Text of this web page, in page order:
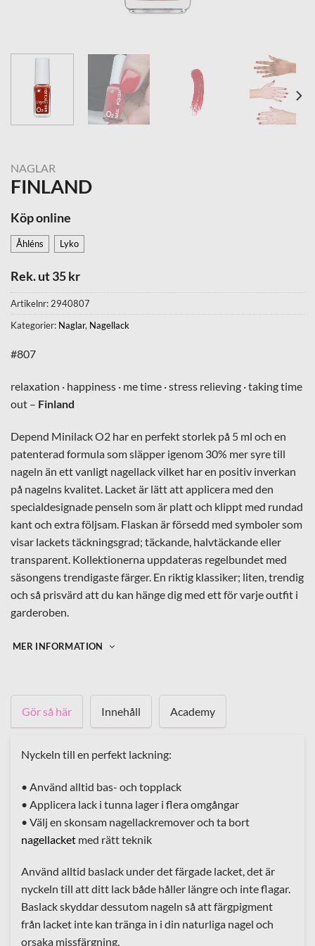
NAGLAR
FINLAND
Köp online
Åhléns Lyko
Rek. ut 35 kr
Artikelnr: 2940807
Kategorier: Naglar, Nagellack
#807
relaxation · happiness · me time · stress relieving · taking time
out – Finland
Depend Minilack O2 har en perfekt storlek på 5 ml och en
patenterad formula som släpper igenom 30% mer syre till
nageln än ett vanligt nagellack vilket har en positiv inverkan
på nagelns kvalitet. Lacket är lätt att applicera med den
specialdesignade penseln som är platt och klippt med rundad
kant och extra följsam. Flaskan är försedd med symboler som
visar lackets täckningsgrad; täckande, halvtäckande eller
transparent. Kollektionerna uppdateras regelbundet med
säsongens trendigaste färger. En riktig klassiker; liten, trendig
och så prisvärd att du kan hänge dig med ett för varje outfit i
garderoben.
MER INFORMATION
Gör så här Innehåll Academy
Nyckeln till en perfekt lackning:
• Använd alltid bas- och topplack
• Applicera lack i tunna lager i flera omgångar
• Välj en skonsam nagellackremover och ta bort
nagellacket med rätt teknik
Använd alltid baslack under det färgade lacket, det är
nyckeln till att ditt lack både håller längre och inte flagar.
Baslack skyddar dessutom nageln så att färgpigment
från lacket inte kan tränga in i din naturliga nagel och
orsaka missfärgning.